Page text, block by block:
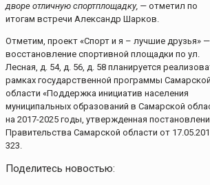
дворе отличную спортплощадку, — отметил по
итогам встречи Александр Шарков.
Отметим, проект «Спорт и я – лучшие друзья» —
восстановление спортивной площадки по ул.
Лесная, д. 54, д. 56, д. 58 планируется
рамках государственной программы Самарской
области «Поддержка инициатив населения
муниципальных образований в Самарской
на 2017-2025 годы, утвержденная
Правительства Самарской области от
323.
Поделитесь новостью: